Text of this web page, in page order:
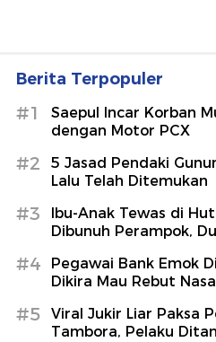
Berita Terpopuler
#1
Saepul Incar Korban
dengan Motor PCX
#2
5 Jasad Pendaki
Lalu Telah Ditemukan
#3
Ibu-Anak Tewas di
Dibunuh Perampok,
#4
Pegawai Bank Emok
Dikira Mau Rebut
#5
Viral Jukir Liar Paksa
Tambora, Pelaku